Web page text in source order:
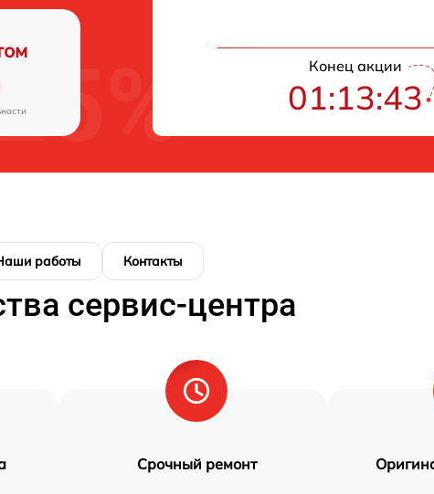
Конец акции
01:13:42
работы Контакты
сервис-центра
Срочный ремонт